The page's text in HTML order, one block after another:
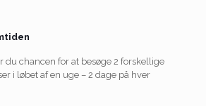
du chancen for at besøge 2 forskellige
i løbet af en uge – 2 dage på hver